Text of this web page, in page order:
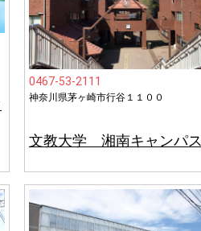
0467-53-2111
神奈川県茅ヶ崎市行谷１１００
文教大学 湘南キャンパス